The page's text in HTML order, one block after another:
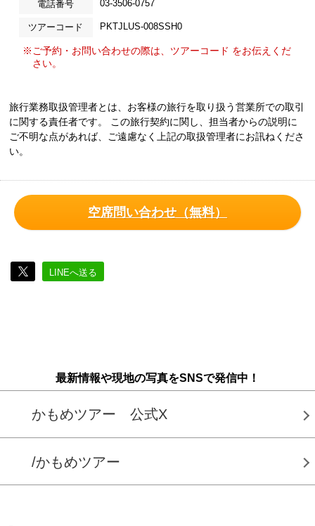
電話番号 03-3506-0757
ツアーコード PKTJLUS-008SSH0
※ご予約・お問い合わせの際は、ツアーコード をお伝えくだ
さい。
旅行業務取扱管理者とは、お客様の旅行を取り扱う営業所での取引
に関する責任者です。 この旅行契約に関し、担当者からの説明に
ご不明な点があれば、ご遠慮なく上記の取扱管理者にお訊ねくださ
い。
空席問い合わせ（無料）
LINEへ送る
最新情報や現地の写真をSNSで発信中！
かもめツアー 公式X
/かもめツアー